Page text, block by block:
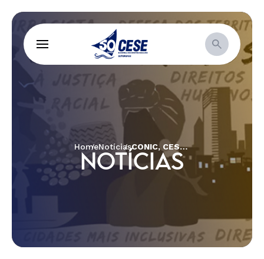
HomeNotícias CONIC, CESE e Cáritas iniciam mobilização contra a Reforma da Previdência
NOTÍCIAS